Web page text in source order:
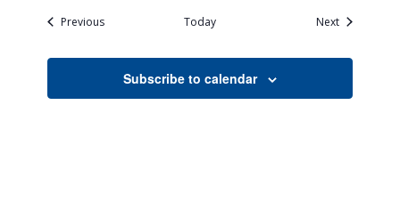
PreviousEvents Today NextEvents
Subscribe to calendar